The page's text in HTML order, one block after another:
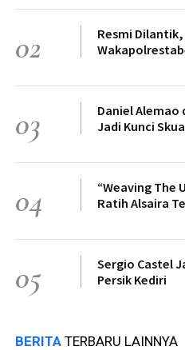
02
Resmi Dilantik,
03
Daniel Alemao
Jadi Kunci
04
“Weaving The
Ratih Alsaira
05
Sergio Castel
Persik Kediri
BERITA TERBARU LAINNYA